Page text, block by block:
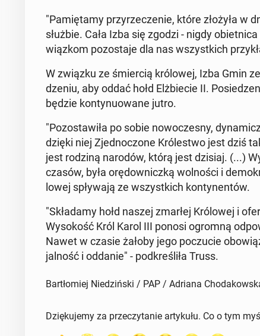
"Pa­mię­ta­my przy­rze­cze­nie, które złożyła w
służbie. Cała Izba się zgodzi - nigdy
wiąz­kom po­zo­sta­je dla nas wszyst­kich
W związku ze śmier­cią kró­lo­wej, Izba Gmin
dze­niu, aby oddać hołd Elż­bie­cie II.
będzie kon­ty­nu­owa­ne jutro.
"Po­zo­sta­wi­ła po sobie no­wo­cze­sny,
dzięki niej Zjed­no­czo­ne Kró­le­stwo jest dziś
jest rodziną narodów, którą jest dzisiaj. (...)
czasów, była orę­dow­nicz­ką wol­no­ści i
lo­wej spły­wa­ją ze wszyst­kich kon­ty­nen­tów.
"Skła­da­my hołd naszej zmarłej Kró­lo­wej i
Wy­so­kość Król Karol III ponosi ogromną
Nawet w czasie żałoby jego po­czu­cie
jal­ność i oddanie" - pod­kre­śli­ła Truss.
Bartłomiej Niedziński / PAP / Adriana
Dziękujemy za przeczytanie artykułu. Co o tym